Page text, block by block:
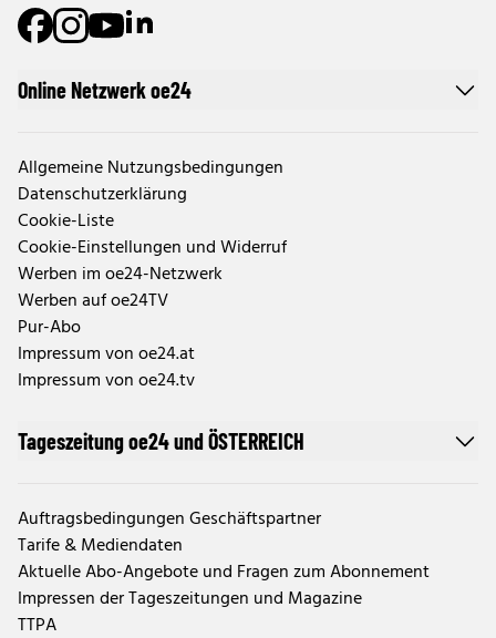
Online Netzwerk oe24
Allgemeine Nutzungsbedingungen
Datenschutzerklärung
Cookie-Liste
Cookie-Einstellungen und Widerruf
Werben im oe24-Netzwerk
Werben auf oe24TV
Pur-Abo
Impressum von oe24.at
Impressum von oe24.tv
Tageszeitung oe24 und ÖSTERREICH
Auftragsbedingungen Geschäftspartner
Tarife & Mediendaten
Aktuelle Abo-Angebote und Fragen zum Abonnement
Impressen der Tageszeitungen und Magazine
TTPA